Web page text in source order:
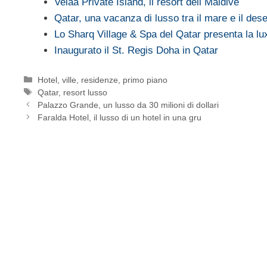
Qatar, una vacanza di lusso tra il mare e il
Lo Sharq Village & Spa del Qatar presenta la
Inaugurato il St. Regis Doha in Qatar
Categorie
Hotel, ville, residenze
primo piano
Tag
Qatar, resort lusso
Palazzo Grande, un lusso da 30 milioni di dollari
Faralda Hotel, il lusso di un hotel in una gru